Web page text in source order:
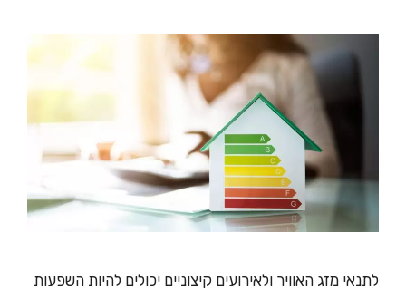
לתנאי מזג האוויר ולאירועים קיצוניים יכולים להיות השפעות